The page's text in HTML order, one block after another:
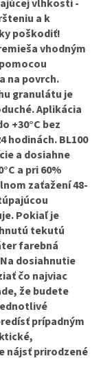
vlhkosti -
a k
poškodiť!
vhodným
na povrch.
granulátu je
Aplikácia
+30°C bez
hodinách. BL100
a dosiahne
a pri 60%
zaťažení 48-
Pokiaľ je
tekutú
farebná
dosiahnutie
čo najviac
že budete
prípadným
nájsť prirodzené